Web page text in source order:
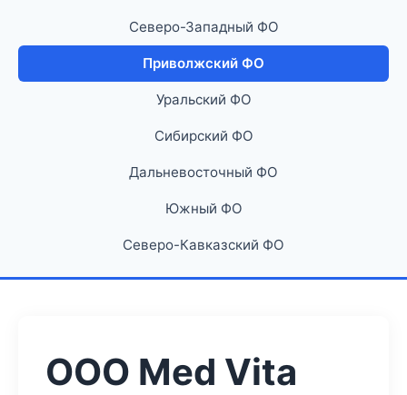
Северо-Западный ФО
Приволжский ФО
Уральский ФО
Сибирский ФО
Дальневосточный ФО
Южный ФО
Северо-Кавказский ФО
ООО Med Vita